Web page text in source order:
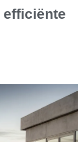
efficiënte